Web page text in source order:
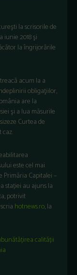
la scrisorile de
2018 şi
la îngrijorările
acum la a
obligaţiilor,
are la
şi a lua măsurile
Curtea de
este cel mai
Capitalei –
stației au ajuns la
potrivit
hotnews.ro, la
calității